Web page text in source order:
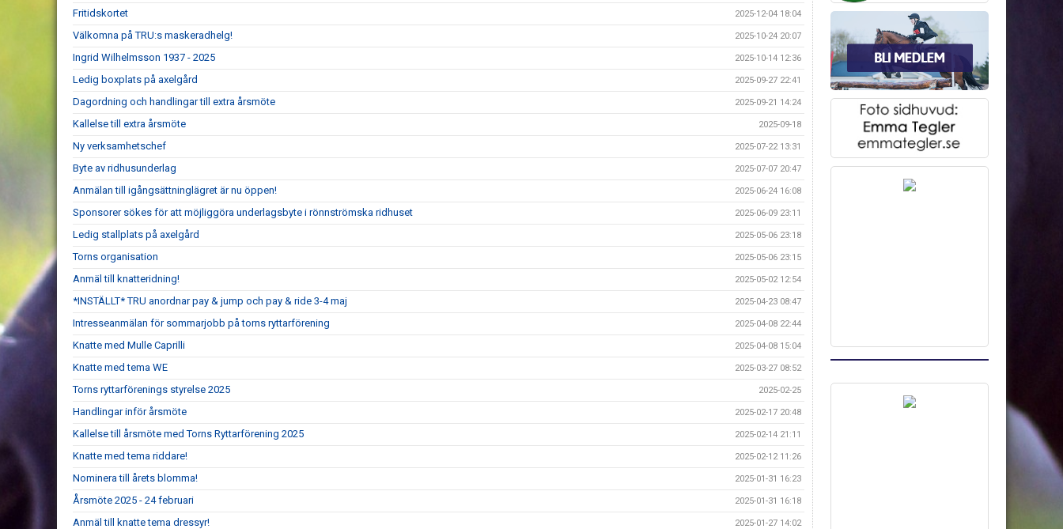
Fritidskortet 2025-12-04 18:04
Välkomna på TRU:s maskeradhelg! 2025-10-24 20:07
Ingrid Wilhelmsson 1937 - 2025 2025-10-14 12:36
Ledig boxplats på axelgård 2025-09-27 22:41
Dagordning och handlingar till extra årsmöte 2025-09-21 14:24
Kallelse till extra årsmöte 2025-09-18
Ny verksamhetschef 2025-07-22 13:31
Byte av ridhusunderlag 2025-07-07 20:47
Anmälan till igångsättninglägret är nu öppen! 2025-06-24 16:08
Sponsorer sökes för att möjliggöra underlagsbyte i rönnströmska ridhuset 2025-06-09 23:11
Ledig stallplats på axelgård 2025-05-06 23:18
Torns organisation 2025-05-06 23:15
Anmäl till knatteridning! 2025-05-02 12:54
*INSTÄLLT* TRU anordnar pay & jump och pay & ride 3-4 maj 2025-04-23 08:47
Intresseanmälan för sommarjobb på torns ryttarförening 2025-04-08 22:44
Knatte med Mulle Caprilli 2025-04-08 15:04
Knatte med tema WE 2025-03-27 08:52
Torns ryttarförenings styrelse 2025 2025-02-25
Handlingar inför årsmöte 2025-02-17 20:48
Kallelse till årsmöte med Torns Ryttarförening 2025 2025-02-14 21:11
Knatte med tema riddare! 2025-02-12 11:26
Nominera till årets blomma! 2025-01-31 16:23
Årsmöte 2025 - 24 februari 2025-01-31 16:18
Anmäl till knatte tema dressyr! 2025-01-27 14:02